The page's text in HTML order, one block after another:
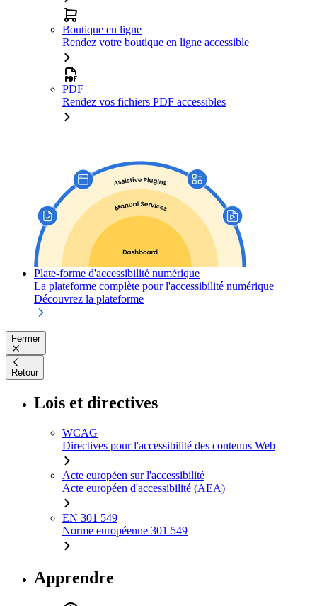
Boutique en ligne
Rendez votre boutique en ligne accessible
PDF
Rendez vos fichiers PDF accessibles
Plate-forme d'accessibilité numérique
La plateforme complète pour l'accessibilité numérique
Découvrez la plateforme
Fermer
Retour
Lois et directives
WCAG
Directives pour l'accessibilité des contenus Web
Acte européen sur l'accessibilité
Acte européen d'accessibilité (AEA)
EN 301 549
Norme européenne 301 549
Apprendre